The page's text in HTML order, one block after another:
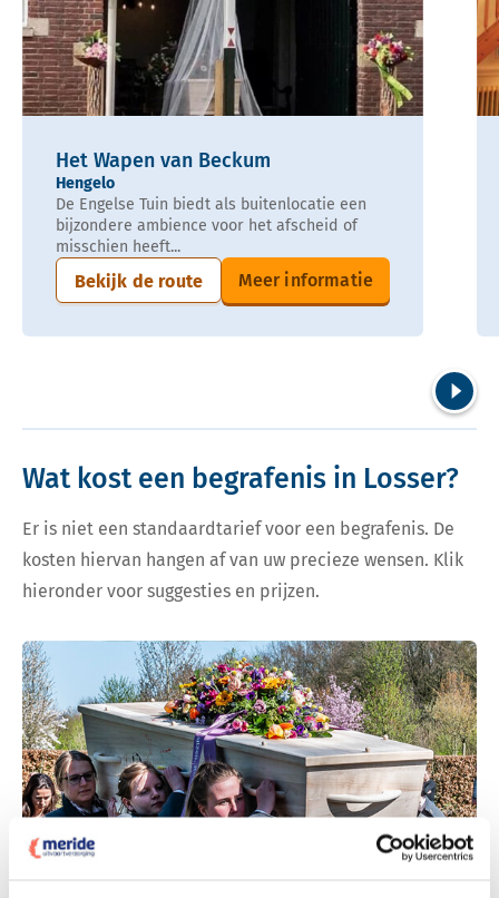
Het Wapen van Beckum
Hengelo
De Engelse Tuin biedt als buitenlocatie een
bijzondere ambience voor het afscheid of
misschien heeft...
Bekijk de route Meer informatie
Wat kost een begrafenis in Losser?
Er is niet een standaardtarief voor een begrafenis. De
kosten hiervan hangen af van uw precieze wensen. Klik
hieronder voor suggesties en prijzen.
Bekijk tarieven voor begrafenis